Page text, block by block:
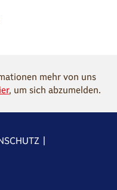
mehr von uns
, um sich abzumelden.
|